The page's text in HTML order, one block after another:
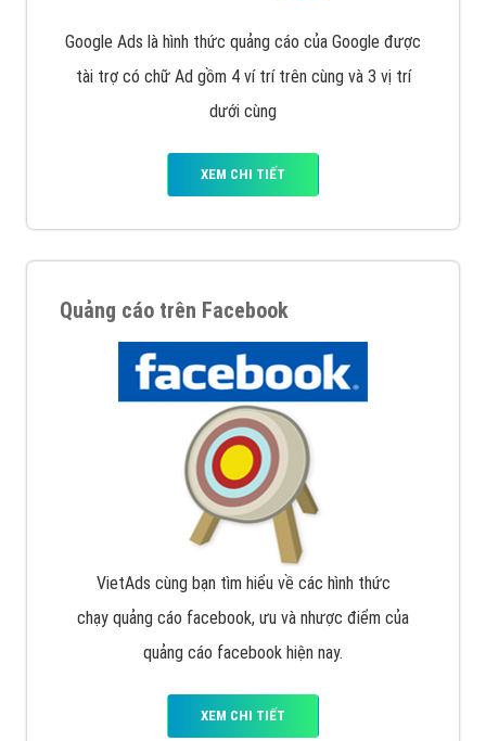
Google Ads là hình thức quảng cáo của Google được
tài trợ có chữ Ad gồm 4 ví trí trên cùng và 3 vị trí
dưới cùng
XEM CHI TIẾT
Quảng cáo trên Facebook
VietAds cùng bạn tìm hiểu về các hình thức
chạy quảng cáo facebook, ưu và nhược điểm của
quảng cáo facebook hiện nay.
XEM CHI TIẾT